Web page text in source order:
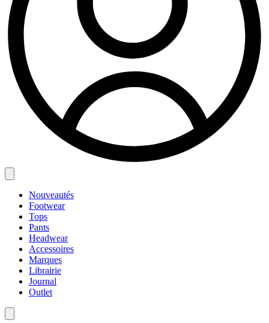
Nouveautés
Footwear
Tops
Pants
Headwear
Accessoires
Marques
Librairie
Journal
Outlet